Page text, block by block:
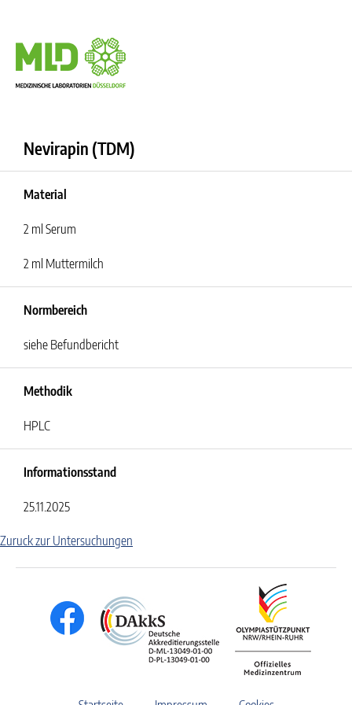
Nevirapin (TDM)
Material
2 ml Serum
2 ml Muttermilch
Normbereich
siehe Befundbericht
Methodik
HPLC
Informationsstand
25.11.2025
Zuruck zur Untersuchungen